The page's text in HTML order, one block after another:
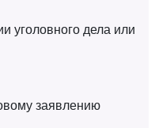
уголовного дела или
заявлению